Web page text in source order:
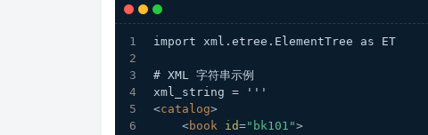
import xml.etree.ElementTree as ET
# XML 字符串示例
xml_string = '''
<catalog>
<book id="bk101">